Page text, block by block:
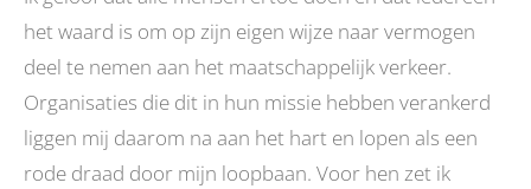
het waard is om op zijn eigen wijze naar vermogen
deel te nemen aan het maatschappelijk verkeer.
Organisaties die dit in hun missie hebben verankerd
liggen mij daarom na aan het hart en lopen als een
rode draad door mijn loopbaan. Voor hen zet ik